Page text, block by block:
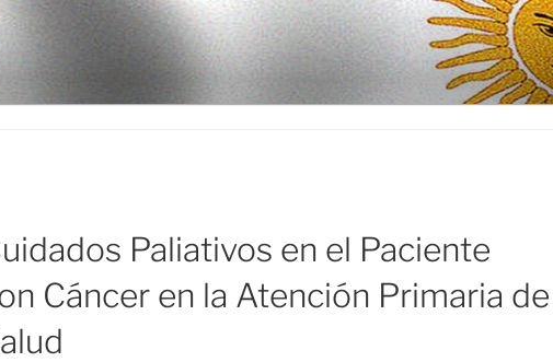
Paliativos en el Paciente
Cáncer en la Atención Primaria de